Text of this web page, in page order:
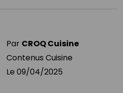
Par CROQ Cuisine
Contenus Cuisine
Le 09/04/2025